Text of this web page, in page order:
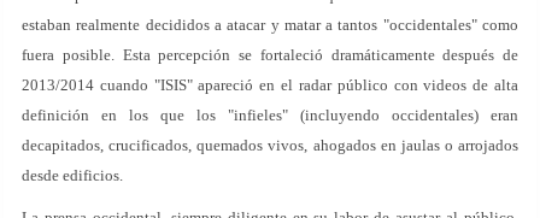
estaban realmente decididos a atacar y matar a tantos "occidentales" como
fuera posible. Esta percepción se fortaleció dramáticamente después de
2013/2014 cuando "ISIS" apareció en el radar público con videos de alta
definición en los que los "infieles" (incluyendo occidentales) eran
decapitados, crucificados, quemados vivos, ahogados en jaulas o arrojados
desde edificios.